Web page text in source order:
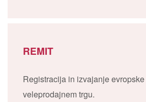
REMIT
Registracija in izvajanje
veleprodajnem trgu.